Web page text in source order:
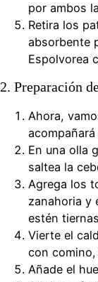
por ambos
Retira los
absorbente
Espolvorea
2. Preparación
Ahora,
En una olla
saltea la
Agrega los
zanahoria y
estén
Vierte el
con
Añade el